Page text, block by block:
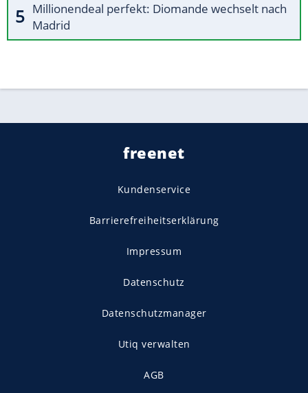
Millionendeal perfekt: Diomande wechselt nach
Madrid
freenet
Kundenservice
Barrierefreiheitserklärung
Impressum
Datenschutz
Datenschutzmanager
Utiq verwalten
AGB